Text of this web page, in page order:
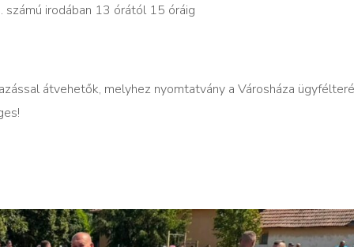
számú irodában 13 órától 15 óráig
átvehetők, melyhez nyomtatvány a Városháza